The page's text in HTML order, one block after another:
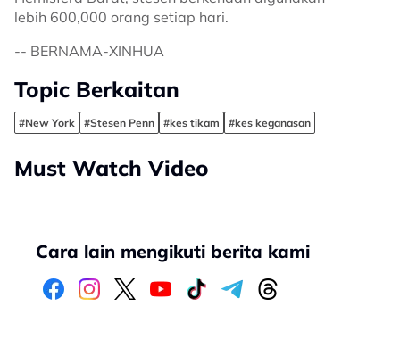
lebih 600,000 orang setiap hari.
-- BERNAMA-XINHUA
Topic Berkaitan
#New York #Stesen Penn #kes tikam #kes keganasan
Must Watch Video
Cara lain mengikuti berita kami